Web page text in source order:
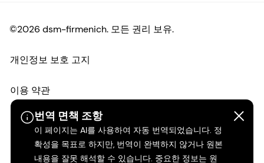
번역 면책 조항
이 페이지는 AI를 사용하여 자동 번역되었습니다. 정
확성을 목표로 하지만, 번역이 완벽하지 않거나 원본
내용을 잘못 해석할 수 있습니다. 중요한 정보는 원
©2026 dsm-firmenich. 모든 권리 보유.
개인정보 보호 고지
이용 약관
약관
캘리포니아 투명성